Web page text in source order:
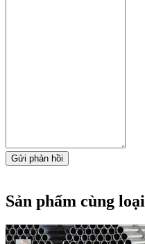
Gửi phản hồi
Sản phẩm cùng loại